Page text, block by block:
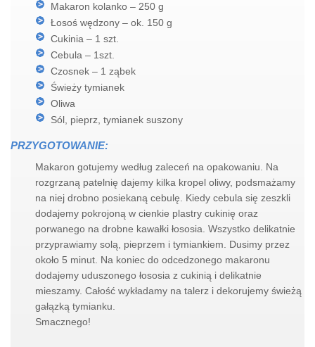
Makaron kolanko – 250 g
Łosoś wędzony – ok. 150 g
Cukinia – 1 szt.
Cebula – 1szt.
Czosnek – 1 ząbek
Świeży tymianek
Oliwa
Sól, pieprz, tymianek suszony
PRZYGOTOWANIE:
Makaron gotujemy według zaleceń na opakowaniu. Na
rozgrzaną patelnię dajemy kilka kropel oliwy, podsmażamy
na niej drobno posiekaną cebulę. Kiedy cebula się zeszkli
dodajemy pokrojoną w cienkie plastry cukinię oraz
porwanego na drobne kawałki łososia. Wszystko delikatnie
przyprawiamy solą, pieprzem i tymiankiem. Dusimy przez
około 5 minut. Na koniec do odcedzonego makaronu
dodajemy uduszonego łososia z cukinią i delikatnie
mieszamy. Całość wykładamy na talerz i dekorujemy świeżą
gałązką tymianku.
Smacznego!